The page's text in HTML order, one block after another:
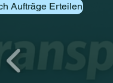
Aufträge Erteilen